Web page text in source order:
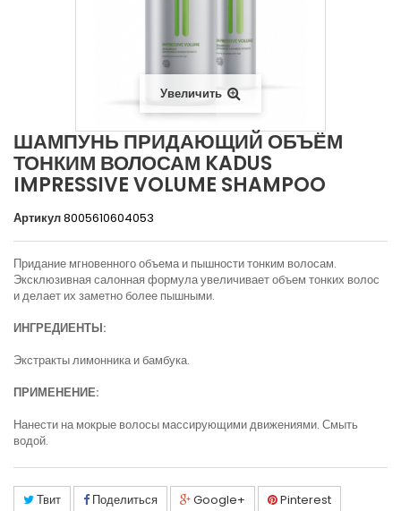
Увеличить
ШАМПУНЬ ПРИДАЮЩИЙ ОБЪЁМ
ТОНКИМ ВОЛОСАМ KADUS
IMPRESSIVE VOLUME SHAMPOO
Артикул8005610604053
Придание мгновенного объема и пышности тонким волосам.
Эксклюзивная салонная формула увеличивает объем тонких волос
и делает их заметно более пышными.
ИНГРЕДИЕНТЫ:
Экстракты лимонника и бамбука.
ПРИМЕНЕНИЕ:
Нанести на мокрые волосы массирующими движениями. Смыть
водой.
Твит Поделиться Google+ Pinterest